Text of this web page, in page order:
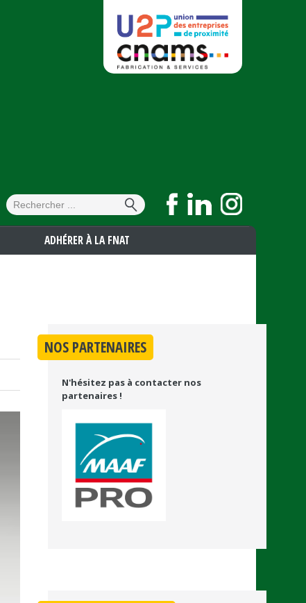
Formulaire de
recherche
Rechercher
ADHÉRER À LA FNAT
NOS PARTENAIRES
N'hésitez pas à contacter nos
partenaires !